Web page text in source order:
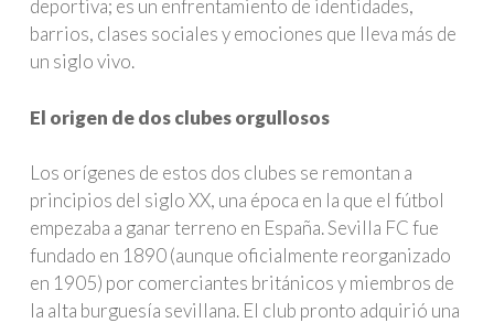
deportiva; es un enfrentamiento de identidades,
barrios, clases sociales y emociones que lleva más de
un siglo vivo.
El origen de dos clubes orgullosos
Los orígenes de estos dos clubes se remontan a
principios del siglo XX, una época en la que el fútbol
empezaba a ganar terreno en España. Sevilla FC fue
fundado en 1890 (aunque oficialmente reorganizado
en 1905) por comerciantes británicos y miembros de
la alta burguesía sevillana. El club pronto adquirió una